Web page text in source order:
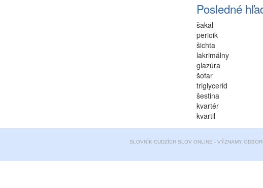
Posledné
šakal
perioik
šichta
lakrimálny
glazúra
šofar
triglycerid
šestina
kvartér
kvartil
SLOVNÍK CUDZÍCH SLOV ONLINE - VÝZNAMY